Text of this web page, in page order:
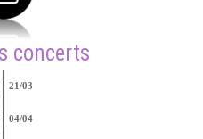
concerts
21/03
04/04